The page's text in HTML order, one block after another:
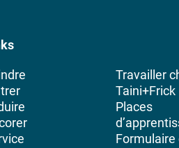
Travailler
Taini+Frick
Places
Formulaire